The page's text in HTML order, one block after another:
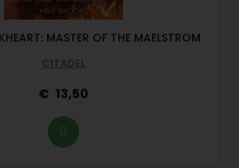
MASTER OF THE MAELSTROM
CITADEL
13,50